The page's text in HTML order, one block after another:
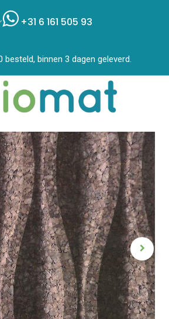
+31 6 161 505 93
binnen 3 dagen geleverd.